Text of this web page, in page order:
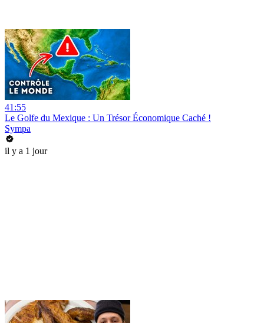
41:55
Le Golfe du Mexique : Un Trésor Économique Caché !
Sympa
il y a 1 jour